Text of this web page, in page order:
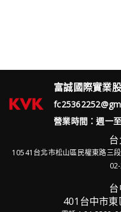
富誠國際實業
營業時間：週一
10541台北市松山區民權東路三
401台中市